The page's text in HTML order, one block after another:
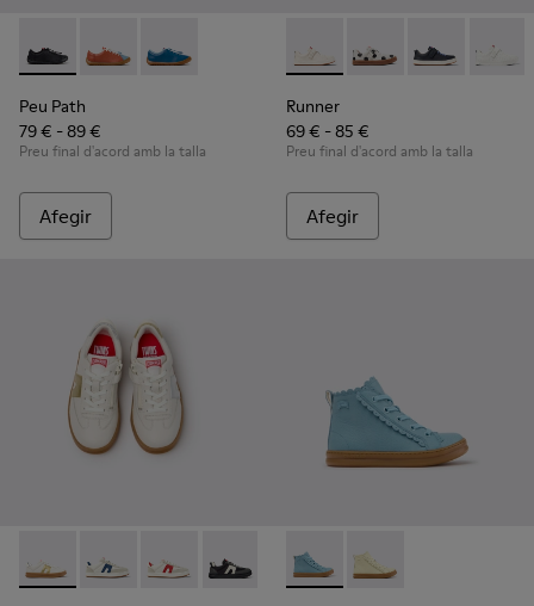
Peu Path - K800707-007 - Sabatilles esportives de pell
Peu Path - K800707-008 - Sabatilles esportives de
Peu Path - K800707-002 - Sabatilles
Peu Path
79 € - 89 €
Preu final d'acord amb la talla
Afegir
Runner - K800247-030 -
Runner - K800247-
Runner -
Runner
69 € - 85 €
Preu final d'acord amb la talla
Afegir
Twins - K800653-014 - Sabatilles esportives de pell
Twins - K800653-010 - Sabatilles esportives
Twins - K800653-008 - Sabatilles multicolor
Twins - K800653-006
Twins - K800653-003
Twins - K800653-002
Runner - K900421-001 -
Runner - K900421-